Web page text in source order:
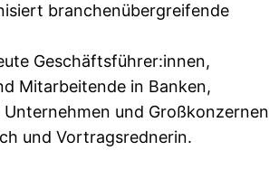
branchenübergreifende
Geschäftsführer:innen,
Mitarbeitende in Banken,
und Großkonzernen
und Vortragsrednerin.